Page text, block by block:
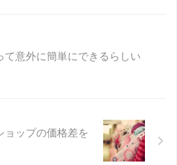
て意外に簡単にできるらしい
ョップの価格差を